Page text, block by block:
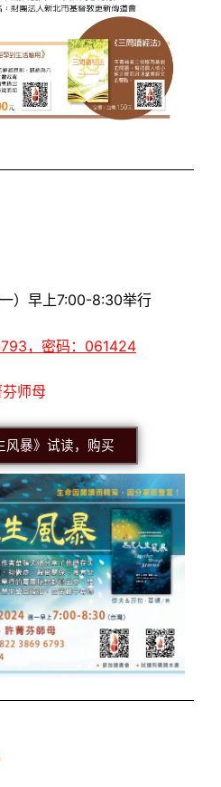
）早上7:00-8:30举行
，密码：061424
师母
风暴》试读，购买